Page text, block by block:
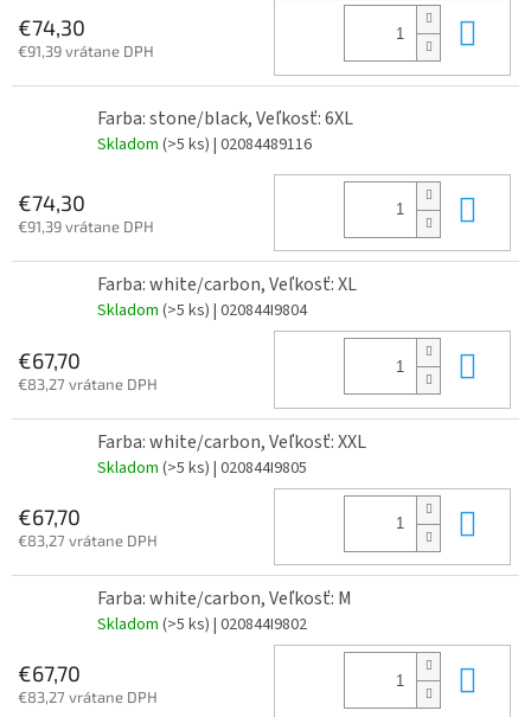
€74,30
€91,39 vrátane DPH
Farba: stone/black, Veľkosť: 6XL
Skladom (>5 ks) | 02084489116
€74,30
€91,39 vrátane DPH
Farba: white/carbon, Veľkosť: XL
Skladom (>5 ks) | 020844I9804
€67,70
€83,27 vrátane DPH
Farba: white/carbon, Veľkosť: XXL
Skladom (>5 ks) | 020844I9805
€67,70
€83,27 vrátane DPH
Farba: white/carbon, Veľkosť: M
Skladom (>5 ks) | 020844I9802
€67,70
€83,27 vrátane DPH